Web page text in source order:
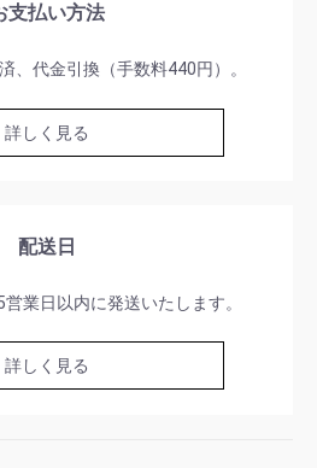
支払い方法
、代金引換（手数料440円）。
詳しく見る
配送日
業日以内に発送いたします。
詳しく見る